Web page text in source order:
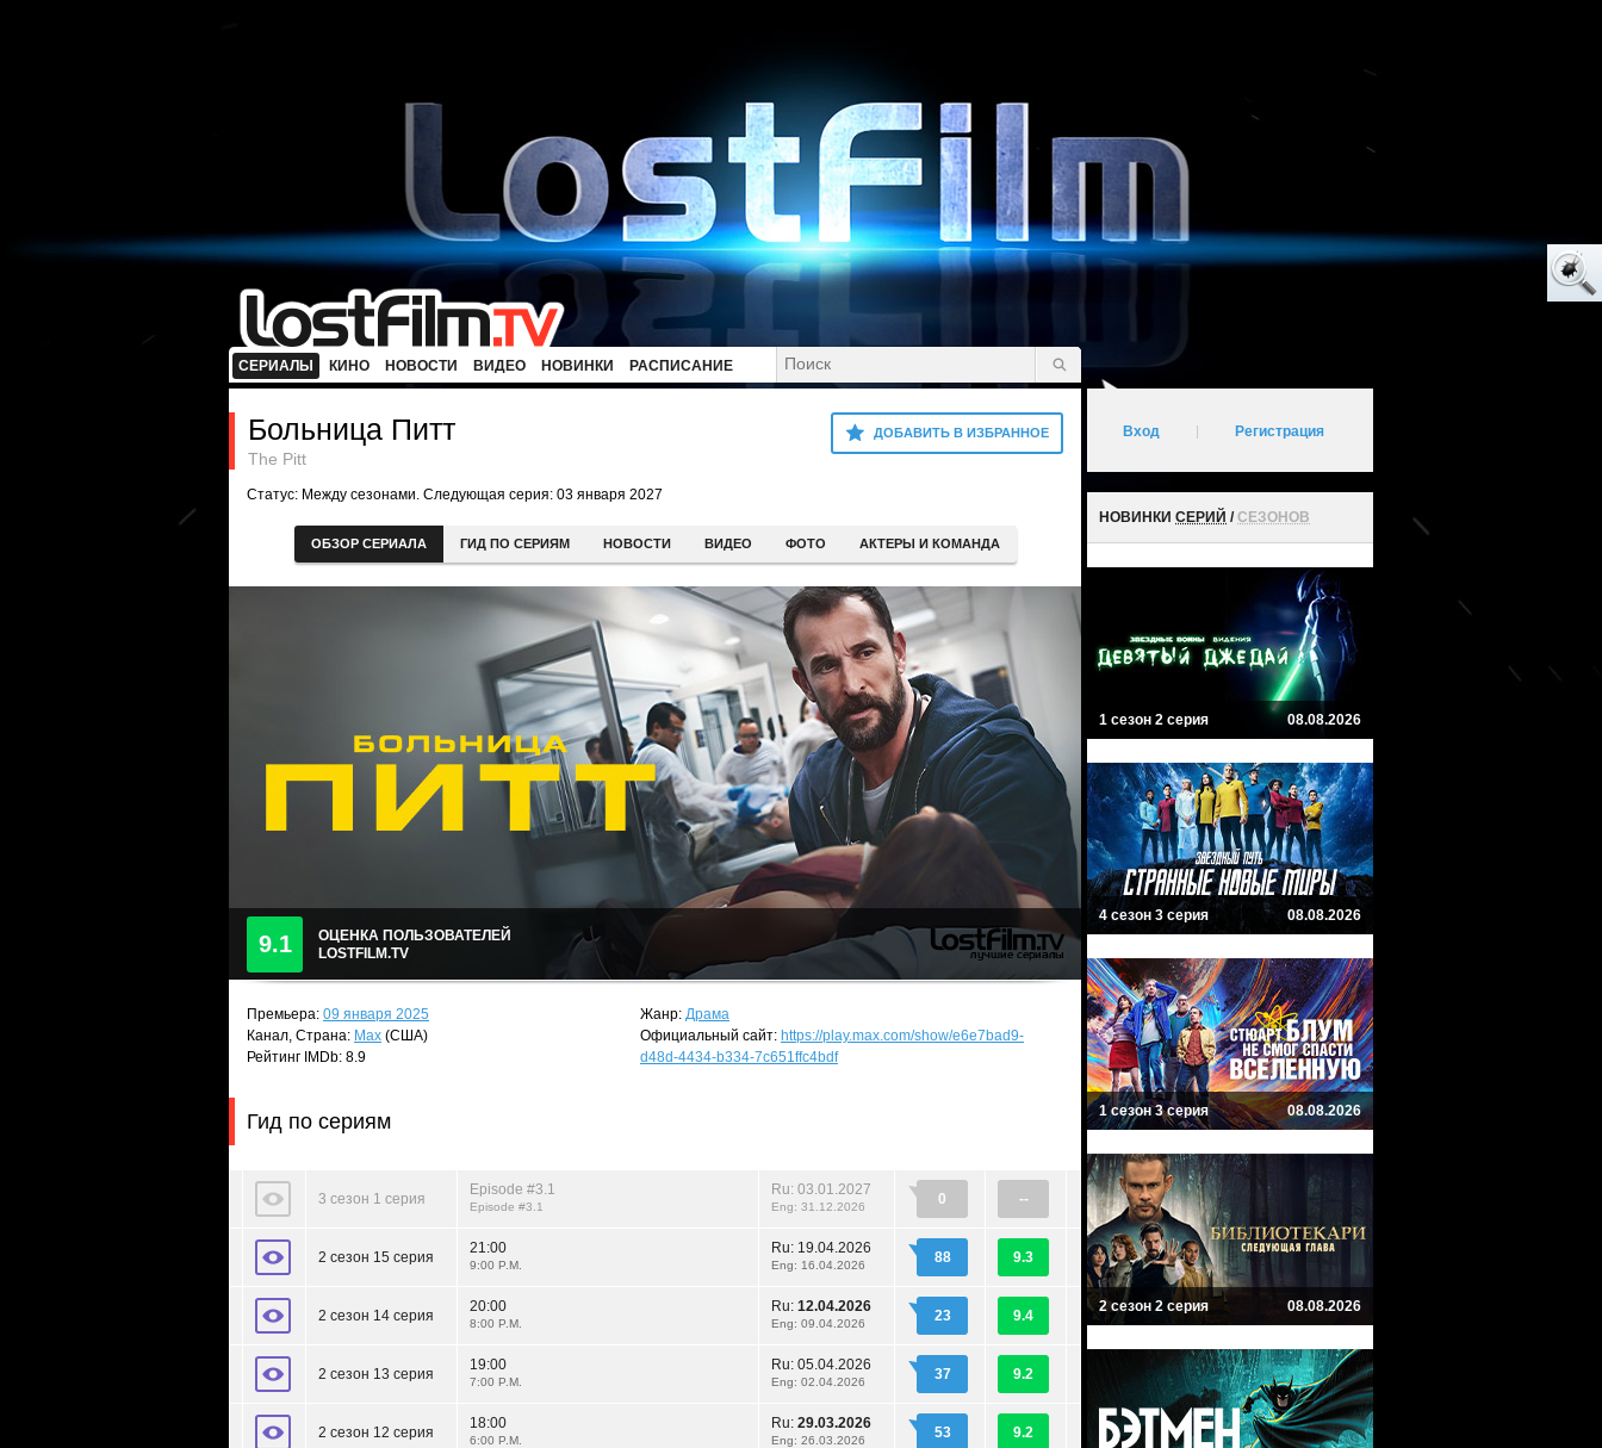
СЕРИАЛЫ КИНО НОВОСТИ ВИДЕО НОВИНКИ РАСПИСАНИЕ
ДОБАВИТЬ В ИЗБРАННОЕ
Больница Питт
The Pitt
Статус: Между сезонами. Следующая серия: 03 января 2027
ОБЗОР СЕРИАЛА ГИД ПО СЕРИЯМ НОВОСТИ ВИДЕО ФОТО АКТЕРЫ И КОМАНДА
9.1
ОЦЕНКА ПОЛЬЗОВАТЕЛЕЙ
LOSTFILM.TV
Премьера: 09 января 2025
Канал, Страна: Max (США)
Рейтинг IMDb: 8.9
Жанр: Драма
Официальный сайт: https://play.max.com/show/e6e7bad9-
d48d-4434-b334-7c651ffc4bdf
Гид по сериям
3 сезон 1 серия
Episode #3.1
Episode #3.1
Ru: 03.01.2027
Eng: 31.12.2026 0 --
2 сезон 15 серия
21:00
9:00 P.M.
Ru: 19.04.2026
Eng: 16.04.2026 88 9.3
2 сезон 14 серия
20:00
8:00 P.M.
Ru: 12.04.2026
Eng: 09.04.2026 23 9.4
2 сезон 13 серия
19:00
7:00 P.M.
Ru: 05.04.2026
Eng: 02.04.2026 37 9.2
2 сезон 12 серия
18:00
6:00 P.M.
Ru: 29.03.2026
Eng: 26.03.2026 53 9.2
Вход Регистрация
НОВИНКИ СЕРИЙ /СЕЗОНОВ
1 сезон 2 серия 08.08.2026
4 сезон 3 серия 08.08.2026
1 сезон 3 серия 08.08.2026
2 сезон 2 серия 08.08.2026